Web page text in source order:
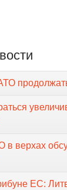
в верхах
ЕС: